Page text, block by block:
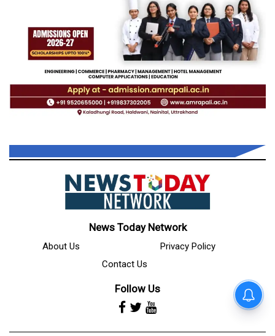
News Today Network
About Us
Privacy Policy
Contact Us
Follow Us